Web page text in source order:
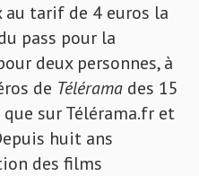
au tarif de 4 euros la
pass pour la
deux personnes, à
de Télérama des 15
sur Télérama.fr et
huit ans
des films